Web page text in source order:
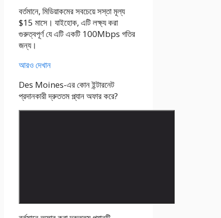
বর্তমানে, মিডিয়াকমের সবচেয়ে সস্তা মূল্য
$15 মাসে। যাইহোক, এটি লক্ষ্য করা
গুরুত্বপূর্ণ যে এটি একটি 100Mbps গতির
জন্য।
আরও দেখান
Des Moines-এর কোন ইন্টারনেট
প্রদানকারী দ্রুততম প্ল্যান অফার করে?